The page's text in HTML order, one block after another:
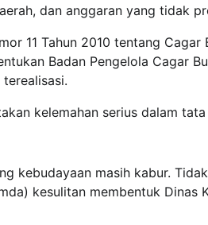
dan anggaran yang tidak
11 Tahun 2010 tentang
Badan Pengelola Cagar
kelemahan serius dalam
kebudayaan masih kabur.
kesulitan membentuk Dinas